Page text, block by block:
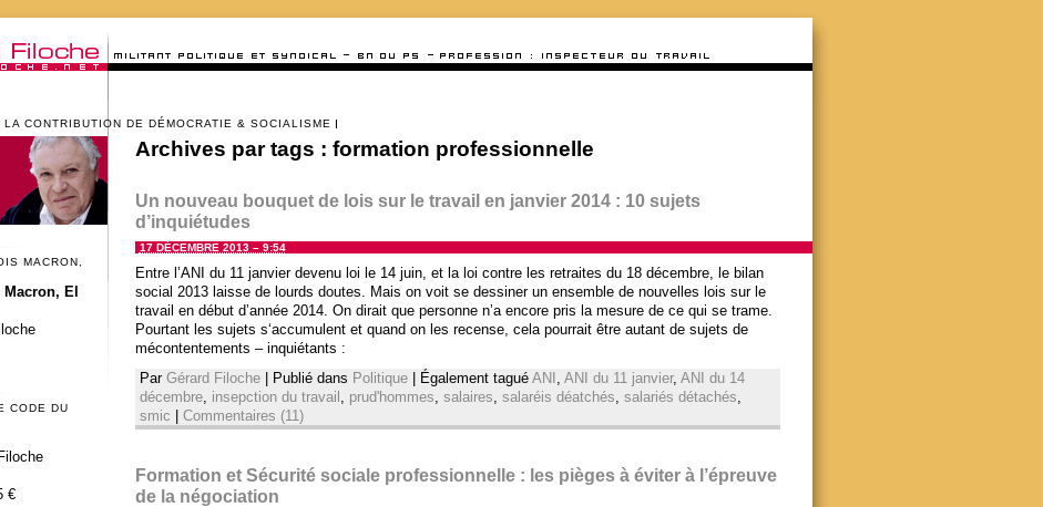
LA CONTRIBUTION DE DÉMOCRATIE & SOCIALISME
Archives par tags : formation professionnelle
Un nouveau bouquet de lois sur le travail en janvier 2014 : 10 sujets
d’inquiétudes
17 DÉCEMBRE 2013 – 9:54
Entre l’ANI du 11 janvier devenu loi le 14 juin, et la loi contre les retraites du 18 décembre, le bilan
social 2013 laisse de lourds doutes. Mais on voit se dessiner un ensemble de nouvelles lois sur le
travail en début d’année 2014. On dirait que personne n’a encore pris la mesure de ce qui se trame.
Pourtant les sujets s‘accumulent et quand on les recense, cela pourrait être autant de sujets de
mécontentements – inquiétants :
Par Gérard Filoche Publié dans Politique Également tagué ANI ANI du 11 janvier, ANI du 14
décembre, insepction du travail prud'hommes salaires salaréis déatchés salariés détachés
smic
Commentaires (11)
Formation et Sécurité sociale professionnelle : les pièges à éviter à l’épreuve
de la négociation
MACRON,
El
CODE DU
€